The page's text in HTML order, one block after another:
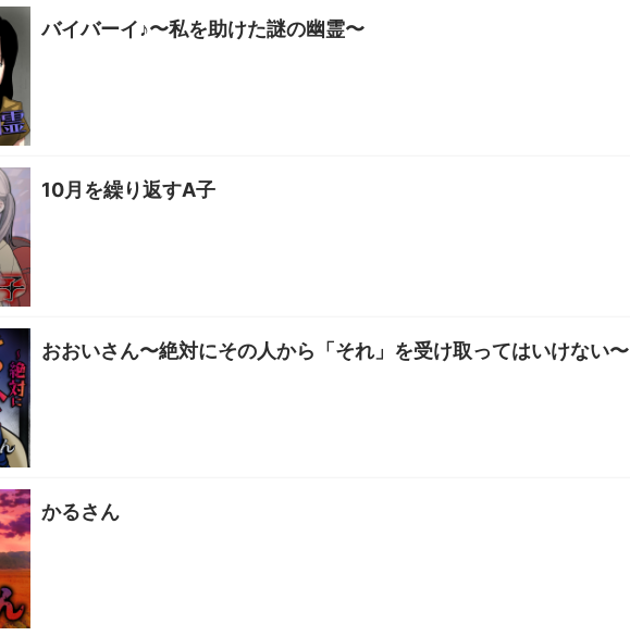
バイバーイ♪〜私を助けた謎の幽霊〜
10月を繰り返すA子
おおいさん〜絶対にその人から「それ」を受け取ってはいけない〜
かるさん